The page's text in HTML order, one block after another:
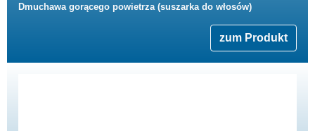
Dmuchawa gorącego powietrza (suszarka do włosów)
zum Produkt